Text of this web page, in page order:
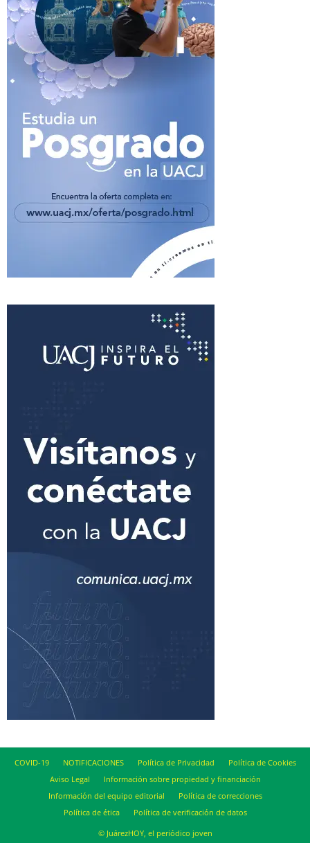
COVID-19 NOTIFICACIONES Política de Privacidad
Política de Cookies
Aviso Legal
Información sobre propiedad y financiación
Información del equipo editorial
Política de correcciones
Política de ética
Política de verificación de datos
© JuárezHOY, el periódico joven